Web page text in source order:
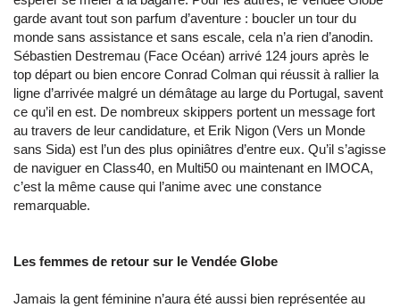
garde avant tout son parfum d’aventure : boucler un tour du
monde sans assistance et sans escale, cela n’a rien d’anodin.
Sébastien Destremau (Face Océan) arrivé 124 jours après le
top départ ou bien encore Conrad Colman qui réussit à rallier la
ligne d’arrivée malgré un démâtage au large du Portugal, savent
ce qu’il en est. De nombreux skippers portent un message fort
au travers de leur candidature, et Erik Nigon (Vers un Monde
sans Sida) est l’un des plus opiniâtres d’entre eux. Qu’il s’agisse
de naviguer en Class40, en Multi50 ou maintenant en IMOCA,
c’est la même cause qui l’anime avec une constance
remarquable.
Les femmes de retour sur le Vendée Globe
Jamais la gent féminine n’aura été aussi bien représentée au